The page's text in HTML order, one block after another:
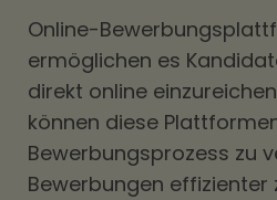
Online-
ermöglichen es
direkt online
können diese
Bewerbungsprozess zu
Bewerbungen effizienter